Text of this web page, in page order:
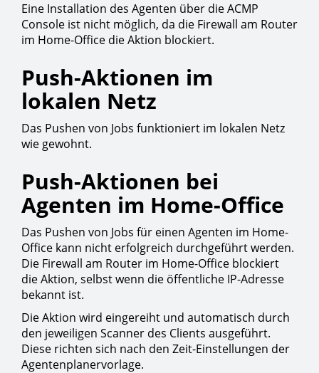
Eine Installation des Agenten über die ACMP
Console ist nicht möglich, da die Firewall am Router
im Home-Office die Aktion blockiert.
Push-Aktionen im
lokalen Netz
Das Pushen von Jobs funktioniert im lokalen Netz
wie gewohnt.
Push-Aktionen bei
Agenten im Home-Office
Das Pushen von Jobs für einen Agenten im Home-
Office kann nicht erfolgreich durchgeführt werden.
Die Firewall am Router im Home-Office blockiert
die Aktion, selbst wenn die öffentliche IP-Adresse
bekannt ist.
Die Aktion wird eingereiht und automatisch durch
den jeweiligen Scanner des Clients ausgeführt.
Diese richten sich nach den Zeit-Einstellungen der
Agentenplanervorlage.